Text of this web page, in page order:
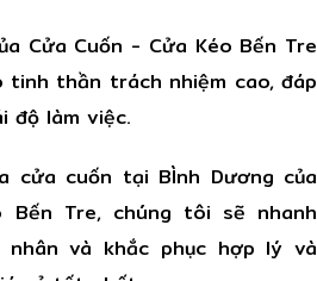
Cửa Cuốn - Cửa Kéo Bến Tre
thần trách nhiệm cao, đáp
độ làm việc.
cửa cuốn tại BÌnh Dương của
Bến Tre, chúng tôi sẽ nhanh
và khắc phục hợp lý và